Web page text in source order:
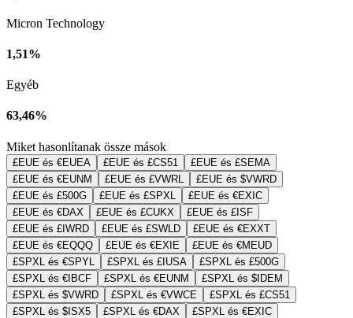
Micron Technology
1,51%
Egyéb
63,46%
Miket hasonlítanak össze mások
£EUE és €EUEA £EUE és £CS51
£EUE és £SEMA
£EUE és €EUNM
£EUE és £VWRL
£EUE és $VWRD
£EUE és £500G
£EUE és £SPXL
£EUE és €EXIC
£EUE és €DAX
£EUE és £CUKX
£EUE és £ISF
£EUE és £IWRD
£EUE és £SWLD
£EUE és €EXXT
£EUE és €EQQQ
£EUE és €EXIE
£EUE és €MEUD
£SPXL és €SPYL
£SPXL és £IUSA
£SPXL és £500G
£SPXL és €IBCF
£SPXL és €EUNM
£SPXL és $IDEM
£SPXL és $VWRD
£SPXL és €VWCE
£SPXL és £CS51
£SPXL és $ISX5
£SPXL és €DAX
£SPXL és €EXIC